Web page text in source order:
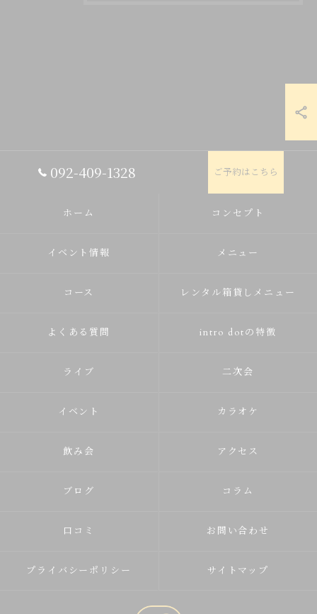
092-409-1328 ご予約はこちら
ホーム コンセプト
イベント情報 メニュー
コース レンタル箱貸しメニュー
よくある質問 intro dotの特徴
ライブ 二次会
イベント カラオケ
飲み会 アクセス
ブログ コラム
口コミ お問い合わせ
プライバシーポリシー サイトマップ